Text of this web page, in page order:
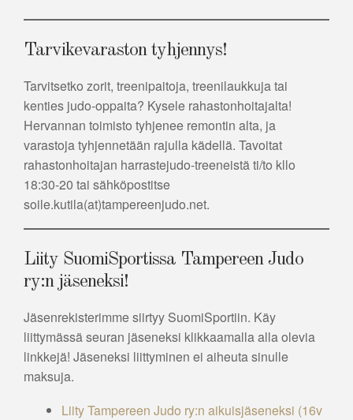
Tarvikevaraston tyhjennys!
Tarvitsetko zorit, treenipaitoja, treenilaukkuja tai
kenties judo-oppaita? Kysele rahastonhoitajalta!
Hervannan toimisto tyhjenee remontin alta, ja
varastoja tyhjennetään rajulla kädellä. Tavoitat
rahastonhoitajan harrastejudo-treeneistä ti/to kllo
18:30-20 tai sähköpostitse
soile.kutila(at)tampereenjudo.net.
Liity SuomiSportissa Tampereen Judo
ry:n jäseneksi!
Jäsenrekisterimme siirtyy SuomiSportiin. Käy
liittymässä seuran jäseneksi klikkaamalla alla olevia
linkkejä! Jäseneksi liittyminen ei aiheuta sinulle
maksuja.
Liity Tampereen Judo ry:n aikuisjäseneksi (16v